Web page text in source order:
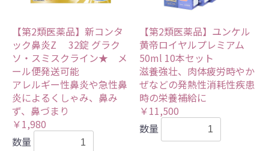
【第2類医薬品】新コンタ
ック鼻炎Z 32錠 グラク
ソ・スミスクライン★ メ
ール便発送可能
アレルギー性鼻炎や急性鼻
炎によるくしゃみ、鼻み
ず、鼻づまり
￥1,980
数量
【第2類医薬品】ユンケル
黄帝ロイヤルプレミアム
50ml 10本セット
滋養強壮、肉体疲労時やか
ぜなどの発熱性消耗性疾患
時の栄養補給に
￥11,500
数量